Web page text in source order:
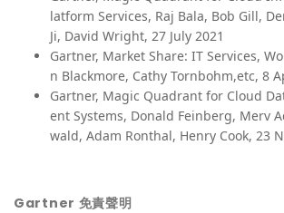
latform Services, Raj Bala, Bob Gill,
Ji, David Wright, 27 July 2021
Gartner, Market Share: IT Services,
n Blackmore, Cathy Tornbohm,etc, 8
Gartner, Magic Quadrant for Cloud
ent Systems, Donald Feinberg, Merv
wald, Adam Ronthal, Henry Cook, 23
Gartner 免責聲明